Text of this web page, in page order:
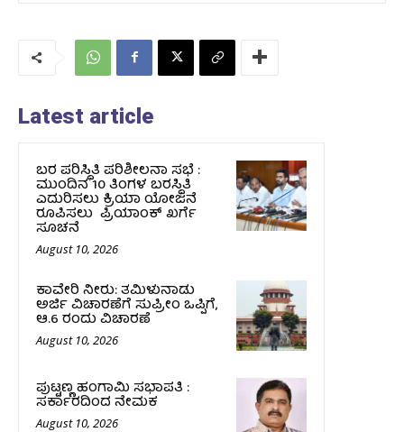
Latest article
ಬರ ಪರಿಸ್ಥಿತಿ ಪರಿಶೀಲನಾ ಸಭೆ :
ಮುಂದಿನ 10 ತಿಂಗಳ ಬರಸ್ಥಿತಿ
ಎದುರಿಸಲು ಕ್ರಿಯಾ ಯೋಜನೆ
ರೂಪಿಸಲು ಪ್ರಿಯಾಂಕ್ ಖರ್ಗೆ
ಸೂಚನೆ
August 10, 2026
ಕಾವೇರಿ ನೀರು: ತಮಿಳುನಾಡು
ಅರ್ಜಿ ವಿಚಾರಣೆಗೆ ಸುಪ್ರೀಂ ಒಪ್ಪಿಗೆ,
ಆ.6 ರಂದು ವಿಚಾರಣೆ
August 10, 2026
ಪುಟ್ಟಣ್ಣ ಹಂಗಾಮಿ ಸಭಾಪತಿ :
ಸರ್ಕಾರದಿಂದ ನೇಮಕ
August 10, 2026